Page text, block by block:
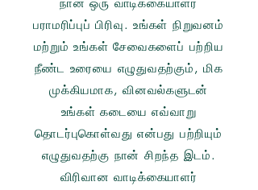
பராமரிப்புப் பிரிவு. உங்கள் நிறுவனம்
மற்றும் உங்கள் சேவைகளைப் பற்றிய
நீண்ட உரையை எழுதுவதற்கும், மிக
முக்கியமாக, வினவல்களுடன்
உங்கள் கடையை எவ்வாறு
தொடர்புகொள்வது என்பது பற்றியும்
எழுதுவதற்கு நான் சிறந்த இடம்.
விரிவான வாடிக்கையாளர்